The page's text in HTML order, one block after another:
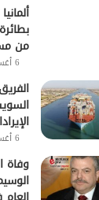
من
6 أغسطس، 2026
6 أغسطس، 2026
وفاة